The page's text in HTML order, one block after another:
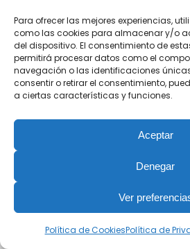
Para ofrecer las mejores experiencias,
como las cookies para almacenar y/o
del dispositivo. El consentimiento de
permitirá procesar datos como el
navegación o las identificaciones únicas
consentir o retirar el consentimiento,
a ciertas características y funciones.
Aceptar
Denegar
Ver
Política de CookiesPolítica de
Donkey Kong
13,95€ IVA Inc.
Añadir al carrito